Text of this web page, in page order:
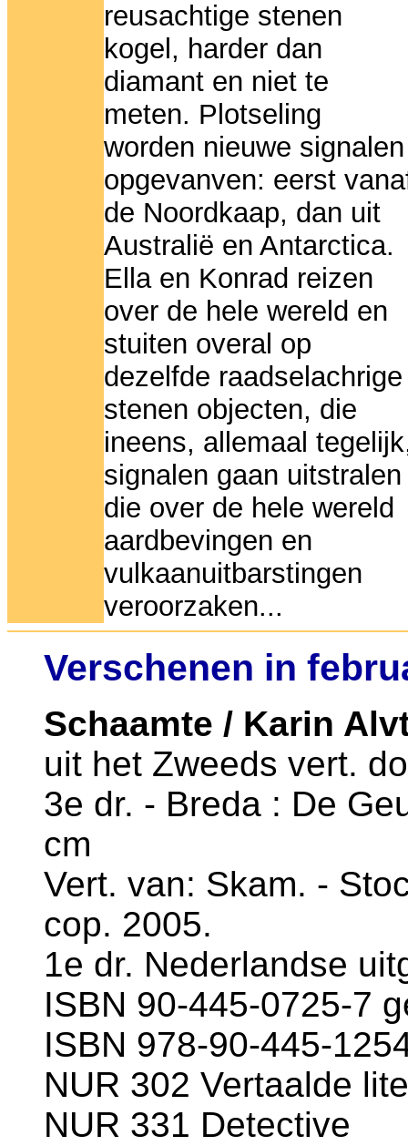
reusachtige stenen
kogel, harder dan
diamant en niet te
meten. Plotseling
worden nieuwe signalen
opgevanven: eerst
de Noordkaap, dan uit
Australië en Antarctica.
Ella en Konrad reizen
over de hele wereld en
stuiten overal op
dezelfde raadselachrige
stenen objecten, die
ineens, allemaal
signalen gaan uitstralen
die over de hele wereld
aardbevingen en
vulkaanuitbarstingen
veroorzaken...
Verschenen in
Schaamte / Karin
uit het Zweeds vert.
3e dr. - Breda : De
cm
Vert. van: Skam. -
cop. 2005.
1e dr. Nederlandse
ISBN 90-445-0725-7
ISBN 978-90-445-
NUR 302 Vertaalde
NUR 331 Detective